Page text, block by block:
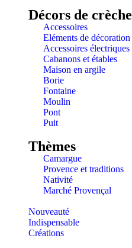
Décors de crèche
Accessoires
Eléments de décoration
Accessoires électriques
Cabanons et étables
Maison en argile
Borie
Fontaine
Moulin
Pont
Puit
Thèmes
Camargue
Provence et traditions
Nativité
Marché Provençal
Nouveauté
Indispensable
Créations